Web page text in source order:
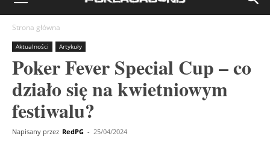
Strona główna
Aktualności Artykuły
Poker Fever Special Cup – co
działo się na kwietniowym
festiwalu?
Napisany przez RedPG - 25/04/2024